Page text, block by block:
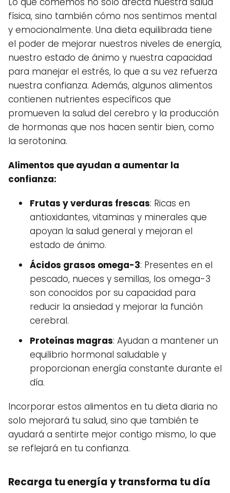
física, sino también cómo nos sentimos mental
y emocionalmente. Una dieta equilibrada tiene
el poder de mejorar nuestros niveles de energía,
nuestro estado de ánimo y nuestra capacidad
para manejar el estrés, lo que a su vez refuerza
nuestra confianza. Además, algunos alimentos
contienen nutrientes específicos que
promueven la salud del cerebro y la producción
de hormonas que nos hacen sentir bien, como
la serotonina.
Alimentos que ayudan a aumentar la
confianza:
Frutas y verduras frescas: Ricas en
antioxidantes, vitaminas y minerales que
apoyan la salud general y mejoran el
estado de ánimo.
Ácidos grasos omega-3: Presentes en el
pescado, nueces y semillas, los omega-3
son conocidos por su capacidad para
reducir la ansiedad y mejorar la función
cerebral.
Proteínas magras: Ayudan a mantener un
equilibrio hormonal saludable y
proporcionan energía constante durante el
día.
Incorporar estos alimentos en tu dieta diaria no
solo mejorará tu salud, sino que también te
ayudará a sentirte mejor contigo mismo, lo que
se reflejará en tu confianza.
Recarga tu energía y transforma tu día